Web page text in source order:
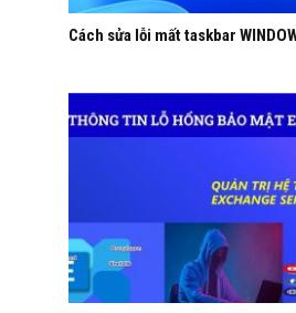
Cách sửa lỗi mất taskbar